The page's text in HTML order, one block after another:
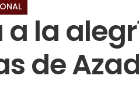
a la
de